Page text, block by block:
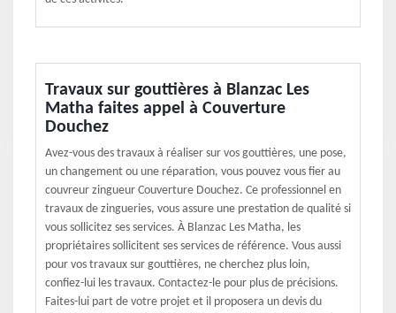
Travaux sur gouttières à Blanzac Les
Matha faites appel à Couverture
Douchez
Avez-vous des travaux à réaliser sur vos gouttières, une pose,
un changement ou une réparation, vous pouvez vous fier au
couvreur zingueur Couverture Douchez. Ce professionnel en
travaux de zingueries, vous assure une prestation de qualité si
vous sollicitez ses services. À Blanzac Les Matha, les
propriétaires sollicitent ses services de référence. Vous aussi
pour vos travaux sur gouttières, ne cherchez plus loin,
confiez-lui les travaux. Contactez-le pour plus de précisions.
Faites-lui part de votre projet et il proposera un devis du